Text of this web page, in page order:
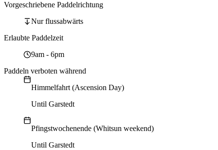
Vorgeschriebene Paddelrichtung
Nur flussabwärts
Erlaubte Paddelzeit
9am - 6pm
Paddeln verboten während
Himmelfahrt (Ascension Day)
Until Garstedt
Pfingstwochenende (Whitsun weekend)
Until Garstedt